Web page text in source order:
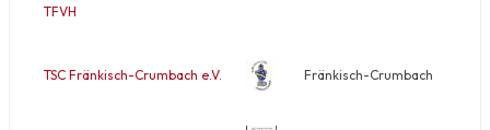
TFVH
TSC Fränkisch-Crumbach e.V. Fränkisch-Crumbach